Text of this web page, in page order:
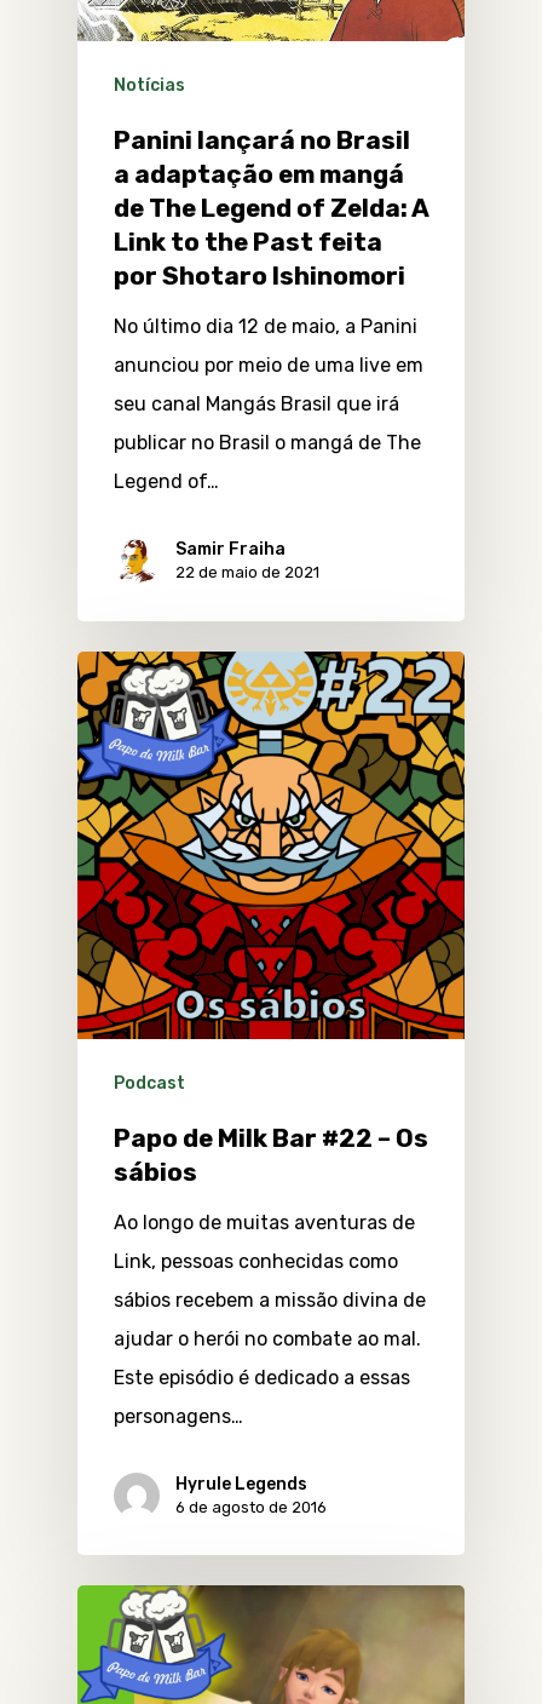
Notícias
Panini lançará no Brasil
a adaptação em mangá
de The Legend of Zelda: A
Link to the Past feita
por Shotaro Ishinomori
No último dia 12 de maio, a Panini
anunciou por meio de uma live em
seu canal Mangás Brasil que irá
publicar no Brasil o mangá de The
Legend of…
Samir Fraiha
22 de maio de 2021
Podcast
Papo de Milk Bar #22 – Os
sábios
Ao longo de muitas aventuras de
Link, pessoas conhecidas como
sábios recebem a missão divina de
ajudar o herói no combate ao mal.
Este episódio é dedicado a essas
personagens…
Hyrule Legends
6 de agosto de 2016